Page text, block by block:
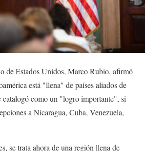
de Estados Unidos, Marco Rubio, afirmó
está "llena" de países aliados de
catalogó como un "logro importante", si
a Nicaragua, Cuba, Venezuela,
se trata ahora de una región llena de